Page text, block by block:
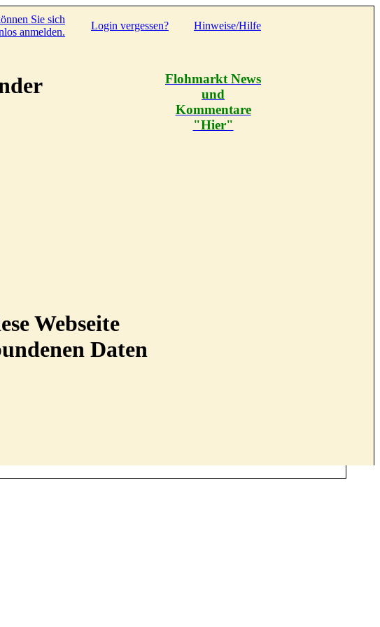
Login vergessen? Hinweise/Hilfe
Webseite
Daten
Flohmarkt News
und
Kommentare
"Hier"